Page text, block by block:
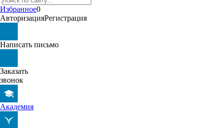
Избранное0
АвторизацияРегистрация
Написать письмо
Заказать
звонок
Академия